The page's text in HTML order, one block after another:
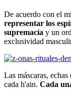
De acuerdo con el
representar los
supremacía y un
exclusividad
Las máscaras,
cada h'ain. Cada